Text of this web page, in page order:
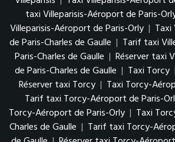
taxi Villeparisis-Aéroport de Paris-
Villeparisis-Aéroport de Paris-Orly |
de Paris-Charles de Gaulle | Tarif taxi
Paris-Charles de Gaulle | Réserver taxi
de Paris-Charles de Gaulle | Taxi Torcy |
Réserver taxi Torcy | Taxi Torcy-
Tarif taxi Torcy-Aéroport de Paris-
Torcy-Aéroport de Paris-Orly | Taxi
Charles de Gaulle | Tarif taxi Torcy-